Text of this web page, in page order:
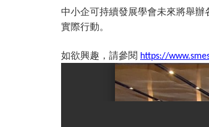
中小企可持續發展學會未來將舉
實際行動。
如欲興趣，請參閱 https://